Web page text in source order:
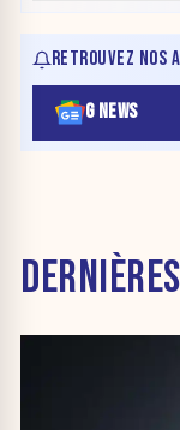
RETROUVEZ NOS
G NEWS